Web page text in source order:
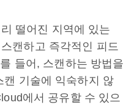
떨어진 지역에 있는
캔하고 즉각적인 피드
들어, 스캔하는 방법을
캔 기술에 익숙하지 않
에서 공유할 수 있으